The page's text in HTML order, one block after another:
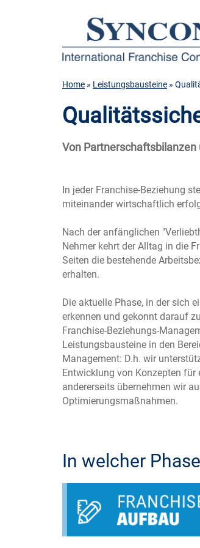
Home » Leistungsbausteine »
Von
In jeder Franchise-Beziehung
miteinander wirtschaftlich
Nach der anfänglichen
Nehmer kehrt der Alltag in die
Seiten die bestehende
erhalten.
Die aktuelle Phase, in der sich
erkennen und gekonnt darauf
Franchise-Beziehungs-
Leistungsbausteine in den
Management: D.h. wir
Entwicklung von Konzepten für
andererseits übernehmen wir
Optimierungsmaßnahmen.
In welcher